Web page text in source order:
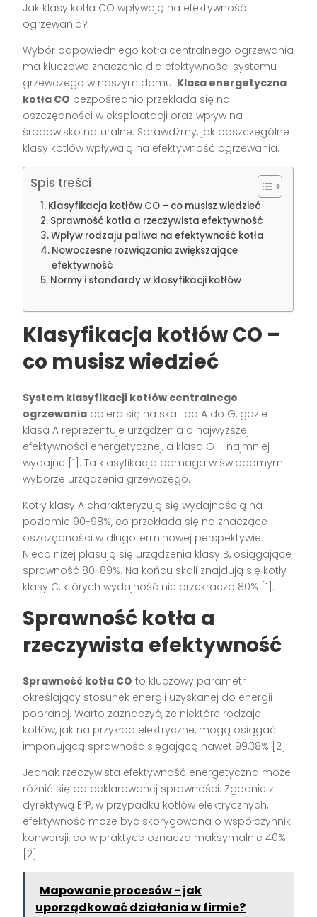
Jak klasy kotła CO wpływają na efektywność
ogrzewania?
Wybór odpowiedniego kotła centralnego ogrzewania
ma kluczowe znaczenie dla efektywności systemu
grzewczego w naszym domu. Klasa energetyczna
kotła CO bezpośrednio przekłada się na
oszczędności w eksploatacji oraz wpływ na
środowisko naturalne. Sprawdźmy, jak poszczególne
klasy kotłów wpływają na efektywność ogrzewania.
Spis treści
Klasyfikacja kotłów CO – co musisz wiedzieć
Sprawność kotła a rzeczywista efektywność
Wpływ rodzaju paliwa na efektywność kotła
Nowoczesne rozwiązania zwiększające
efektywność
Normy i standardy w klasyfikacji kotłów
Klasyfikacja kotłów CO –
co musisz wiedzieć
System klasyfikacji kotłów centralnego
ogrzewania opiera się na skali od A do G, gdzie
klasa A reprezentuje urządzenia o najwyższej
efektywności energetycznej, a klasa G – najmniej
wydajne [1]. Ta klasyfikacja pomaga w świadomym
wyborze urządzenia grzewczego.
Kotły klasy A charakteryzują się wydajnością na
poziomie 90-98%, co przekłada się na znaczące
oszczędności w długoterminowej perspektywie.
Nieco niżej plasują się urządzenia klasy B, osiągające
sprawność 80-89%. Na końcu skali znajdują się kotły
klasy C, których wydajność nie przekracza 80% [1].
Sprawność kotła a
rzeczywista efektywność
Sprawność kotła CO to kluczowy parametr
określający stosunek energii uzyskanej do energii
pobranej. Warto zaznaczyć, że niektóre rodzaje
kotłów, jak na przykład elektryczne, mogą osiągać
imponującą sprawność sięgającą nawet 99,38% [2].
Jednak rzeczywista efektywność energetyczna może
różnić się od deklarowanej sprawności. Zgodnie z
dyrektywą ErP, w przypadku kotłów elektrycznych,
efektywność może być skorygowana o współczynnik
konwersji, co w praktyce oznacza maksymalnie 40%
[2].
Mapowanie procesów - jak
uporządkować działania w firmie?